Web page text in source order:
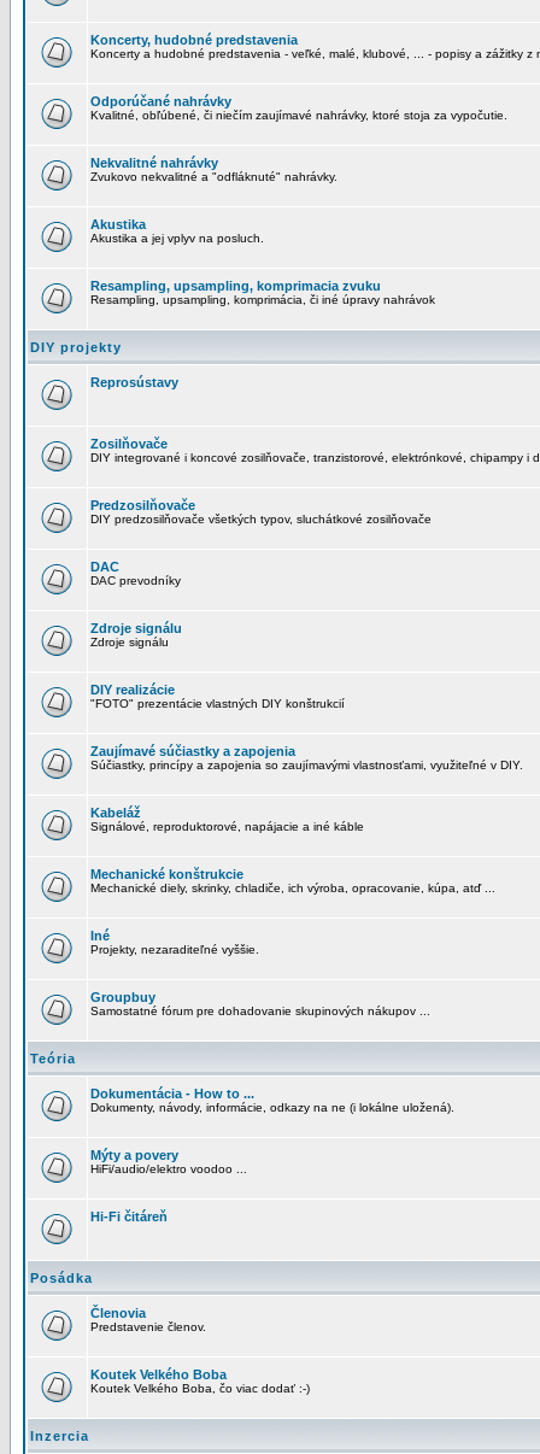
Koncerty, hudobné predstavenia
Koncerty a hudobné predstavenia - veľké, malé, klubové, ... - popisy a zážitky z
Odporúčané nahrávky
Kvalitné, obľúbené, či niečím zaujímavé nahrávky, ktoré stoja za vypočutie.
Nekvalitné nahrávky
Zvukovo nekvalitné a "odfláknuté" nahrávky.
Akustika
Akustika a jej vplyv na posluch.
Resampling, upsampling, komprimacia zvuku
Resampling, upsampling, komprimácia, či iné úpravy nahrávok
DIY projekty
Reprosústavy
Zosilňovače
DIY integrované i koncové zosilňovače, tranzistorové, elektrónkové, chipampy i
Predzosilňovače
DIY predzosilňovače všetkých typov, sluchátkové zosilňovače
DAC
DAC prevodníky
Zdroje signálu
Zdroje signálu
DIY realizácie
"FOTO" prezentácie vlastných DIY konštrukcií
Zaujímavé súčiastky a zapojenia
Súčiastky, princípy a zapojenia so zaujímavými vlastnosťami, využiteľné v DIY.
Kabeláž
Signálové, reproduktorové, napájacie a iné káble
Mechanické konštrukcie
Mechanické diely, skrinky, chladiče, ich výroba, opracovanie, kúpa, atď ...
Iné
Projekty, nezaraditeľné vyššie.
Groupbuy
Samostatné fórum pre dohadovanie skupinových nákupov ...
Teória
Dokumentácia - How to ...
Dokumenty, návody, informácie, odkazy na ne (i lokálne uložená).
Mýty a povery
HiFi/audio/elektro voodoo ...
Hi-Fi čitáreň
Posádka
Členovia
Predstavenie členov.
Koutek Velkého Boba
Koutek Velkého Boba, čo viac dodať :-)
Inzercia